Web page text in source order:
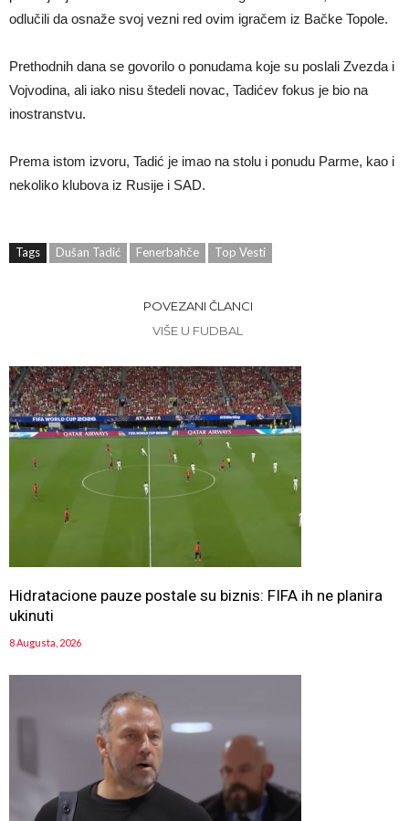
odlučili da osnaže svoj vezni red ovim igračem iz Bačke Topole.
Prethodnih dana se govorilo o ponudama koje su poslali Zvezda i
Vojvodina, ali iako nisu štedeli novac, Tadićev fokus je bio na
inostranstvu.
Prema istom izvoru, Tadić je imao na stolu i ponudu Parme, kao i
nekoliko klubova iz Rusije i SAD.
Tags Dušan Tadić Fenerbahče Top Vesti
POVEZANI ČLANCI
VIŠE U FUDBAL
Hidratacione pauze postale su biznis: FIFA ih ne planira
ukinuti
8 Augusta, 2026